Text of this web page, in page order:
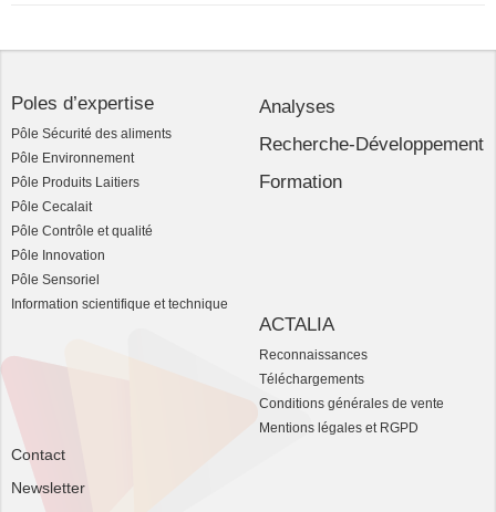
Poles d’expertise
Pôle Sécurité des aliments
Pôle Environnement
Pôle Produits Laitiers
Pôle Cecalait
Pôle Contrôle et qualité
Pôle Innovation
Pôle Sensoriel
Information scientifique et technique
Analyses
Recherche-Développement
Formation
ACTALIA
Reconnaissances
Téléchargements
Conditions générales de vente
Mentions légales et RGPD
Contact
Newsletter